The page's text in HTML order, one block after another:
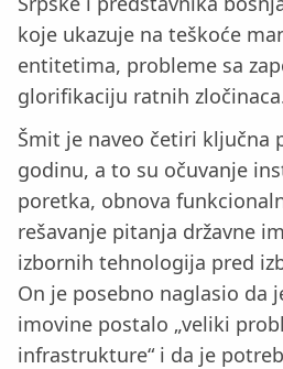
koje ukazuje na teškoće
entitetima, probleme sa
glorifikaciju ratnih
Šmit je naveo četiri ključna
godinu, a to su očuvanje
poretka, obnova
rešavanje pitanja državne
izbornih tehnologija pred
On je posebno naglasio da
imovine postalo „veliki
infrastrukture“ i da je